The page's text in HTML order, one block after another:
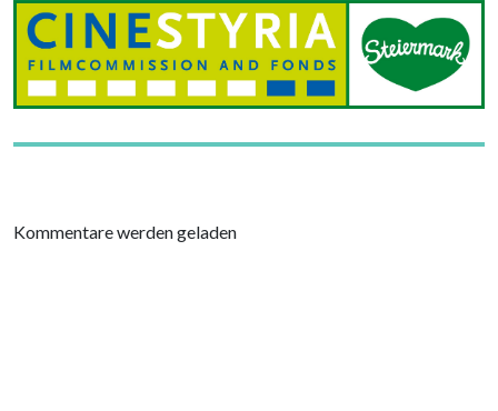
Kommentare werden geladen